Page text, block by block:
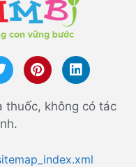
thuốc, không có tác